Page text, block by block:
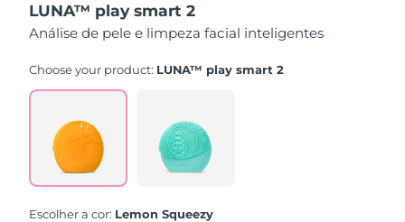
of
5
stars,
rating
Read
Reviews.
Same
page
link.
LUNA™ play smart 2
Análise de pele e limpeza facial inteligentes
Choose your product: LUNA™ play smart 2
Escolher a cor: Lemon Squeezy